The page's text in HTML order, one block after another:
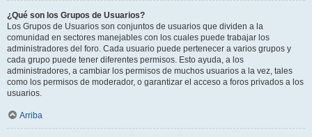
¿Qué son los Grupos de Usuarios?
Los Grupos de Usuarios son conjuntos de usuarios que dividen a la
comunidad en sectores manejables con los cuales puede trabajar los
administradores del foro. Cada usuario puede pertenecer a varios grupos y
cada grupo puede tener diferentes permisos. Esto ayuda, a los
administradores, a cambiar los permisos de muchos usuarios a la vez, tales
como los permisos de moderador, o garantizar el acceso a foros privados a los
usuarios.
Arriba